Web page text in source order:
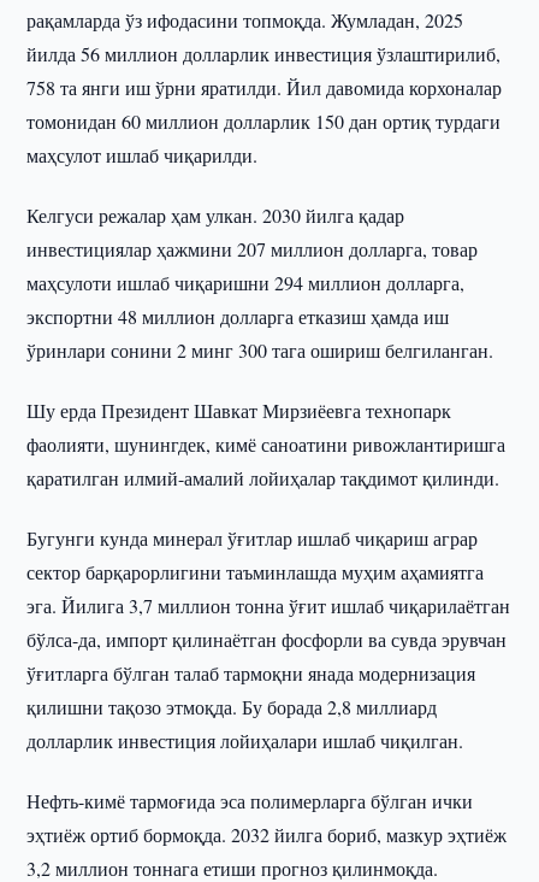
рақамларда ўз ифодасини топмоқда. Жумладан, 2025
йилда 56 миллион долларлик инвестиция ўзлаштирилиб,
758 та янги иш ўрни яратилди. Йил давомида корхоналар
томонидан 60 миллион долларлик 150 дан ортиқ турдаги
маҳсулот ишлаб чиқарилди.
Келгуси режалар ҳам улкан. 2030 йилга қадар
инвестициялар ҳажмини 207 миллион долларга, товар
маҳсулоти ишлаб чиқаришни 294 миллион долларга,
экспортни 48 миллион долларга етказиш ҳамда иш
ўринлари сонини 2 минг 300 тага ошириш белгиланган.
Шу ерда Президент Шавкат Мирзиёевга технопарк
фаолияти, шунингдек, кимё саноатини ривожлантиришга
қаратилган илмий-амалий лойиҳалар тақдимот қилинди.
Бугунги кунда минерал ўғитлар ишлаб чиқариш аграр
сектор барқарорлигини таъминлашда муҳим аҳамиятга
эга. Йилига 3,7 миллион тонна ўғит ишлаб чиқарилаётган
бўлса-да, импорт қилинаётган фосфорли ва сувда эрувчан
ўғитларга бўлган талаб тармоқни янада модернизация
қилишни тақозо этмоқда. Бу борада 2,8 миллиард
долларлик инвестиция лойиҳалари ишлаб чиқилган.
Нефть-кимё тармоғида эса полимерларга бўлган ички
эҳтиёж ортиб бормоқда. 2032 йилга бориб, мазкур эҳтиёж
3,2 миллион тоннага етиши прогноз қилинмоқда.